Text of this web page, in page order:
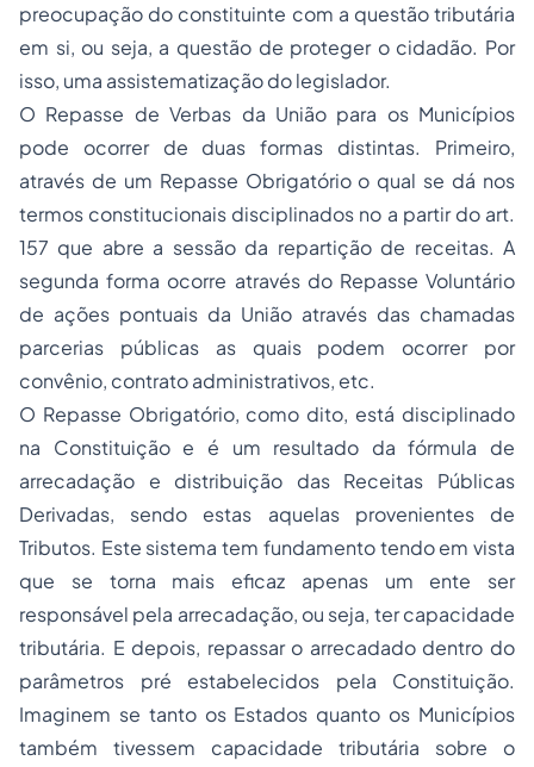
preocupação do constituinte com a questão tributária
em si, ou seja, a questão de proteger o cidadão. Por
isso, uma assistematização do legislador.
O Repasse de Verbas da União para os Municípios
pode ocorrer de duas formas distintas. Primeiro,
através de um Repasse Obrigatório o qual se dá nos
termos constitucionais disciplinados no a partir do art.
157 que abre a sessão da repartição de receitas. A
segunda forma ocorre através do Repasse Voluntário
de ações pontuais da União através das chamadas
parcerias públicas as quais podem ocorrer por
convênio, contrato administrativos, etc.
O Repasse Obrigatório, como dito, está disciplinado
na Constituição e é um resultado da fórmula de
arrecadação e distribuição das Receitas Públicas
Derivadas, sendo estas aquelas provenientes de
Tributos. Este sistema tem fundamento tendo em vista
que se torna mais eficaz apenas um ente ser
responsável pela arrecadação, ou seja, ter capacidade
tributária. E depois, repassar o arrecadado dentro do
parâmetros pré estabelecidos pela Constituição.
Imaginem se tanto os Estados quanto os Municípios
também tivessem capacidade tributária sobre o